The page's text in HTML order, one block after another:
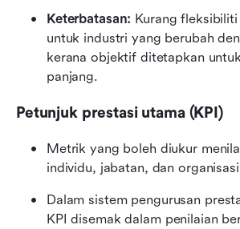
Keterbatasan: Kurang
untuk industri yang berubah
kerana objektif ditetapkan
panjang.
Petunjuk prestasi utama (KPI)
Metrik yang boleh diukur
individu, jabatan, dan
Dalam sistem pengurusan
KPI disemak dalam penilaian